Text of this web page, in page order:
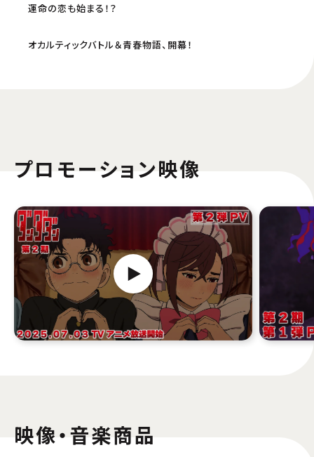
運命の恋も始まる！？
オカルティックバトル＆青春物語、開幕！
プロモーション映像
映像・音楽商品